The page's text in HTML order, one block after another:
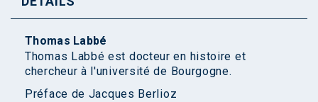
Thomas Labbé
Thomas Labbé est docteur en histoire et
chercheur à l'université de Bourgogne.
Préface de Jacques Berlioz